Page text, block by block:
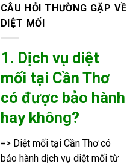
CÂU HỎI THƯỜNG GẶP VỀ
DIỆT MỐI
1. Dịch vụ diệt
mối tại Cần Thơ
có được bảo hành
hay không?
=> Diệt mối tại Cần Thơ có
bảo hành dịch vụ diệt mối từ